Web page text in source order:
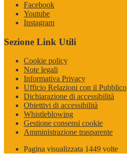
Facebook
Youtube
Instagram
Sezione Link Utili
Cookie policy
Note legali
Informativa Privacy
Ufficio Relazioni con il Pubblico
Dichiarazione di accessibilità
Obiettivi di accessibilità
Whistleblowing
Gestione consensi cookie
Amministrazione trasparente
Pagina visualizzata 1449 volte